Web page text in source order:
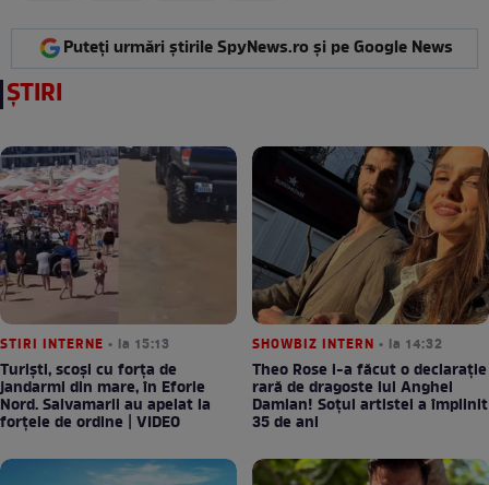
Puteți urmări știrile SpyNews.ro și pe Google News
ȘTIRI
STIRI INTERNE • la 15:13
Turiști, scoși cu forța de
jandarmi din mare, în Eforie
Nord. Salvamarii au apelat la
forțele de ordine | VIDEO
SHOWBIZ INTERN • la 14:32
Theo Rose i-a făcut o declarație
rară de dragoste lui Anghel
Damian! Soțul artistei a împlinit
35 de ani